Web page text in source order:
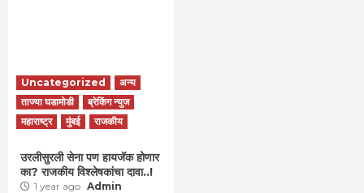
Uncategorized
अन्य
ताज्या घडामोडी
ब्रेकिंग न्युज
महाराष्ट्र
मुंबई राजकीय
उरलीसुरली सेना पण हायजॅक होणार
का? राजकीय विश्लेषकांचा दावा..!
1 year ago Admin